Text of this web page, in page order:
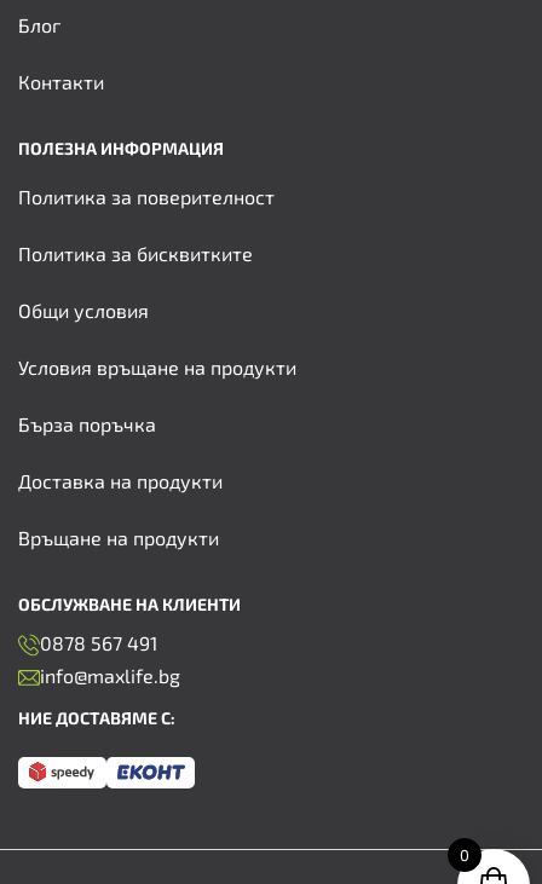
Блог
Контакти
ПОЛЕЗНА ИНФОРМАЦИЯ
Политика за поверителност
Политика за бисквитките
Общи условия
Условия връщане на продукти
Бърза поръчка
Доставка на продукти
Връщане на продукти
ОБСЛУЖВАНЕ НА КЛИЕНТИ
0878 567 491
info@maxlife.bg
НИЕ ДОСТАВЯМЕ С:
0